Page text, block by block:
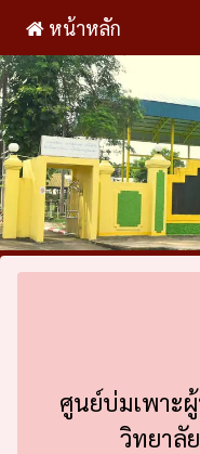
หน้าหลัก
ศูนย์บ่มเพาะ
วิทยาลั